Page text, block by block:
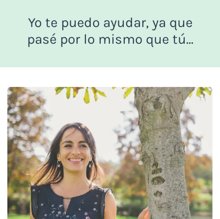
Yo te puedo ayudar, ya que
pasé por lo mismo que tú...